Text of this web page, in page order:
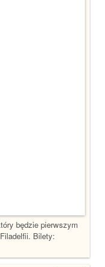
będzie pierwszym
Bilety: